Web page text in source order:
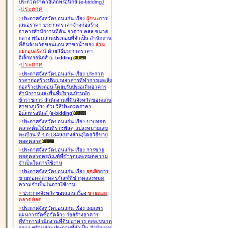
ประกวดราคาอิเล็กทรอนิกส์ (e-bidding)
-ประกาศ
>ประกาศจังหวัดขอนแก่น เรื่อง ผู้ชนะการ
เสนอราคา ประกวดราคาจ้างก่อสร้าง
อาคารสำนักงานที่ดิน อาคาร คสล.ขนาด
กลาง พร้อมส่วนประกอบที่จำเป็น สำนักงาน
ที่ดินจังหวัดขอนแก่น สาขาน้ำพอง ส่วน
แยกอุบลรัตน์ ด้วยวิธีประกวดราคา
อิเล็กทรอนิกส์ (e-bidding)
-ประกาศ
>ประกาศจังหวัดขอนแก่น เรื่อง ประกวด
ราคาก่อสร้างปรับปรุงอาคารที่ทำการและสิ่ง
ก่อสร้างประกอบ โดยปรับปรุง่อเติมอาคาร
สำนักงานและพื้นที่บริเวณบ้านพัก
ข้าราชการ สำนักงานที่ดินจังหวัดขอนแก่น
สาขาภูเวียง ด้วยวิธีประกวดราคา
อิเล็กทรอนิกส์ (e-bidding)
>ประกาศจังหวัดขอนแก่น เรื่อง ขายทอด
ตลาดต้นไม้บนที่ราชพัสดุ แปลงหมายเลข
ทะเบียน ที่ ขก.1849(บางส่วน)โดยวิธีขาย
ทอดตลาด
>ประกาศจังหวัดขอนแก่น เรื่อง การขาย
ทอดตลาดครุภัณฑ์ที่ชำรุดและหมดความ
จำเป็นในการใช้งาน
>ประกาศจังหวัดขอนแก่น เรื่อง ยกเลิกการ
ขายทอดตลาดครุภัณฑ์ที่ชำรุดและหมด
ความจำเป็นในการใช้งาน
> ประกาศจังหวัดขอนแก่น เรื่อง ขายทอด
ตลาดพัสดุ
>ประกาศจังหวัดขอนแก่น เรื่อง เผยแพร่
แผนการจัดซื้อจัดจ้าง ก่อสร้างอาคาร
ที่ทำการสำนักงานที่ดิน อาคาร คสล.ขนาด